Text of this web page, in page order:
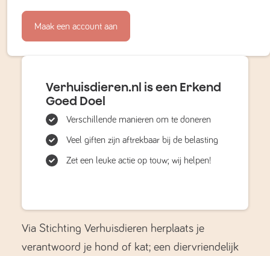
Maak een account aan
Verhuisdieren.nl is een Erkend
Goed Doel
Verschillende manieren om te doneren
Veel giften zijn aftrekbaar bij de belasting
Zet een leuke actie op touw; wij helpen!
Via Stichting Verhuisdieren herplaats je
verantwoord je hond of kat; een diervriendelijk